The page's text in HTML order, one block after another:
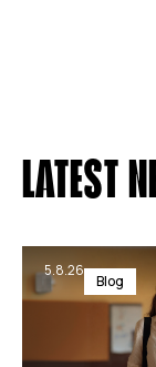
LATEST
5.8.26
Blog